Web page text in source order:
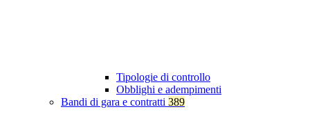
Tipologie di controllo
Obblighi e adempimenti
Bandi di gara e contratti 389